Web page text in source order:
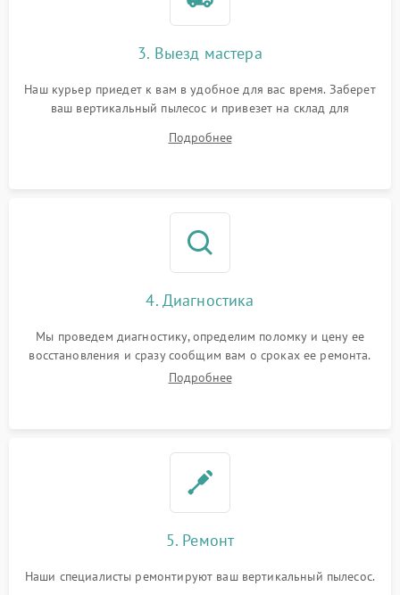
3. Выезд мастера
Наш курьер приедет к вам в удобное для вас время. Заберет
ваш вертикальный пылесос и привезет на склад для
Подробнее
4. Диагностика
Мы проведем диагностику, определим поломку и цену ее
восстановления и сразу сообщим вам о сроках ее ремонта.
Подробнее
5. Ремонт
Наши специалисты ремонтируют ваш вертикальный пылесос.